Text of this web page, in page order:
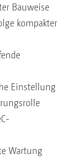
Bauweise
kompakter
Einstellung
Wartung